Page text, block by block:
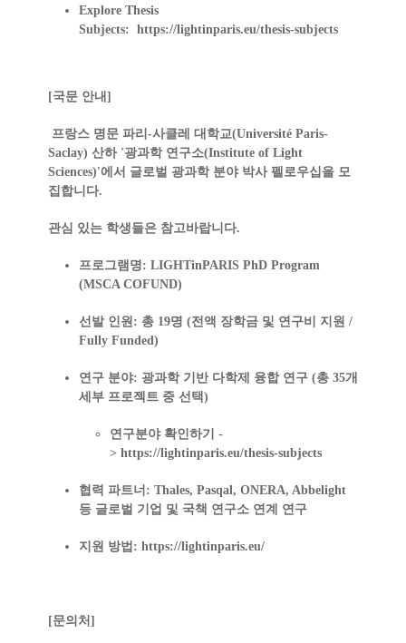
Explore Thesis
Subjects: https://lightinparis.eu/thesis-subjects
[국문 안내]
프랑스 명문 파리-사클레 대학교(Université Paris-
Saclay) 산하 '광과학 연구소(Institute of Light
Sciences)'에서 글로벌 광과학 분야 박사 펠로우십을 모
집합니다.
관심 있는 학생들은 참고바랍니다.
프로그램명: LIGHTinPARIS PhD Program
(MSCA COFUND)
선발 인원: 총 19명 (전액 장학금 및 연구비 지원 /
Fully Funded)
연구 분야: 광과학 기반 다학제 융합 연구 (총 35개
세부 프로젝트 중 선택)
연구분야 확인하기 -
> https://lightinparis.eu/thesis-subjects
협력 파트너: Thales, Pasqal, ONERA, Abbelight
등 글로벌 기업 및 국책 연구소 연계 연구
지원 방법: https://lightinparis.eu/
[문의처]